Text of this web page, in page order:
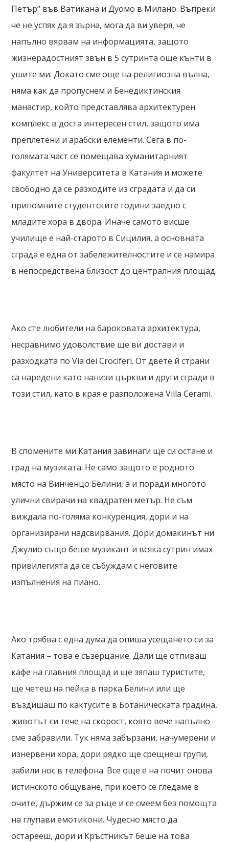
Петър“ във Ватикана и Дуомо в Милано. Въпреки
че не успях да я зърна, мога да ви уверя, че
напълно вярвам на информацията, защото
жизнерадостният звън в 5 сутринта още кънти в
ушите ми. Докато сме още на религиозна вълна,
няма как да пропуснем и Бенедиктинския
манастир, който представлява архитектурен
комплекс в доста интересен стил, защото има
преплетени и арабски елементи. Сега в по-
голямата част се помещава хуманитарният
факултет на Университета в Катания и можете
свободно да се разходите из сградата и да си
припомните студентските години заедно с
младите хора в двора. Иначе самото висше
училище е най-старото в Сицилия, а основната
сграда е една от забележителностите и се намира
в непосредствена близост до централния площад.
Ако сте любители на бароковата архитектура,
несравнимо удоволствие ще ви достави и
разходката по Via dei Crociferi. От двете й страни
са наредени като нанизи църкви и други сгради в
този стил, като в края е разположена Villa Cerami.
В спомените ми Катания завинаги ще си остане и
град на музиката. Не само защото е родното
място на Винченцо Белини, а и поради многото
улични свирачи на квадратен метър. Не съм
виждала по-голяма конкуренция, дори и на
организирани надсвирвания. Дори домакинът ни
Джулио също беше музикант и всяка сутрин имах
привилегията да се събуждам с неговите
изпълнения на пиано.
Ако трябва с една дума да опиша усещането си за
Катания – това е съзерцание. Дали ще отпиваш
кафе на главния площад и ще зяпаш туристите,
ще четеш на пейка в парка Белини или ще
въздишаш по кактусите в Ботаническата градина,
животът си тече на скорост, която вече напълно
сме забравили. Тук няма забързани, начумерени и
изнервени хора, дори рядко ще срещнеш групи,
забили нос в телефона. Все още е на почит онова
истинското общуване, при което се гледаме в
очите, държим се за ръце и се смеем без помощта
на глупави емотикони. Чудесно място да
остарееш, дори и Кръстникът беше на това